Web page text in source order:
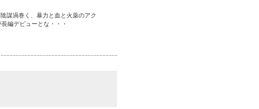
謀渦巻く、暴力と血と火薬のアク
編デビューとな・・・